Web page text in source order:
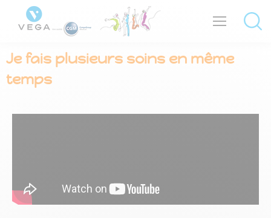
Je fais plusieurs soins en même
temps